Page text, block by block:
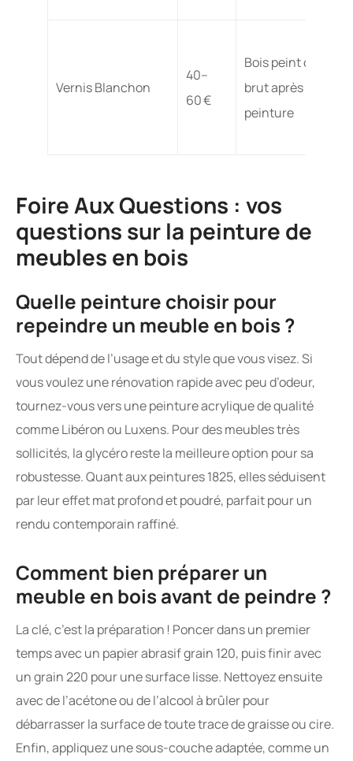
Vernis Blanchon
40–
60 €
Bois peint ou
brut après
peinture
Foire Aux Questions : vos
questions sur la peinture de
meubles en bois
Quelle peinture choisir pour
repeindre un meuble en bois ?
Tout dépend de l’usage et du style que vous visez. Si
vous voulez une rénovation rapide avec peu d’odeur,
tournez-vous vers une peinture acrylique de qualité
comme Libéron ou Luxens. Pour des meubles très
sollicités, la glycéro reste la meilleure option pour sa
robustesse. Quant aux peintures 1825, elles séduisent
par leur effet mat profond et poudré, parfait pour un
rendu contemporain raffiné.
Comment bien préparer un
meuble en bois avant de peindre ?
La clé, c’est la préparation ! Poncer dans un premier
temps avec un papier abrasif grain 120, puis finir avec
un grain 220 pour une surface lisse. Nettoyez ensuite
avec de l’acétone ou de l’alcool à brûler pour
débarrasser la surface de toute trace de graisse ou cire.
Enfin, appliquez une sous-couche adaptée, comme un